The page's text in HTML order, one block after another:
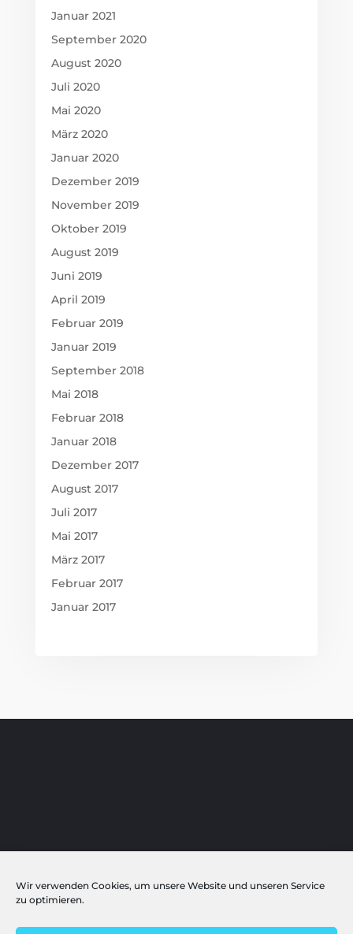
Wir verwenden Cookies, um unsere Website und unseren Service
zu optimieren.
Januar 2021
September 2020
August 2020
Juli 2020
Mai 2020
März 2020
Januar 2020
Dezember 2019
November 2019
Oktober 2019
August 2019
Juni 2019
April 2019
Februar 2019
Januar 2019
September 2018
Mai 2018
Februar 2018
Januar 2018
Dezember 2017
August 2017
Juli 2017
Mai 2017
März 2017
Februar 2017
Januar 2017